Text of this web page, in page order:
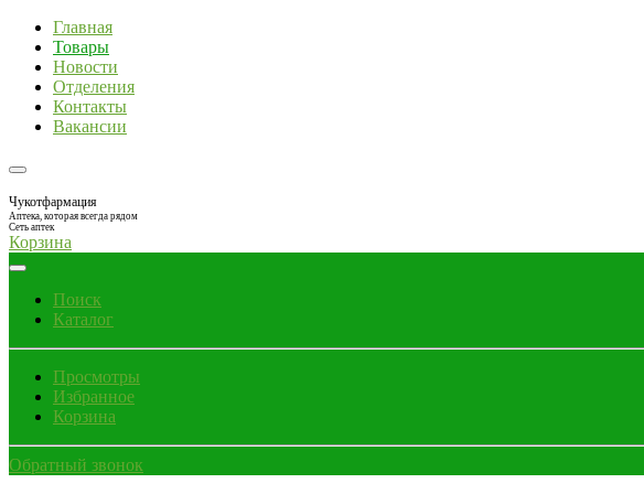
Главная
Товары
Новости
Отделения
Контакты
Вакансии
Чукотфармация
Аптека, которая всегда рядом
Сеть аптек
Корзина
Поиск
Каталог
Просмотры
Избранное
Корзина
Обратный звонок